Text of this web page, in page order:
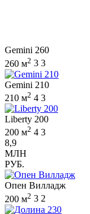
Gemini 260
260 м2 3 3
Gemini 210
210 м2 4 3
Liberty 200
200 м2 4 3
8,9
МЛН
РУБ.
Опен Вилладж
200 м2 3 2